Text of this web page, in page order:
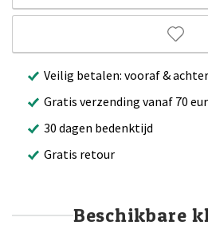
Veilig betalen: vooraf &
Gratis verzending vanaf 70
30 dagen bedenktijd
Gratis retour
Beschikbare